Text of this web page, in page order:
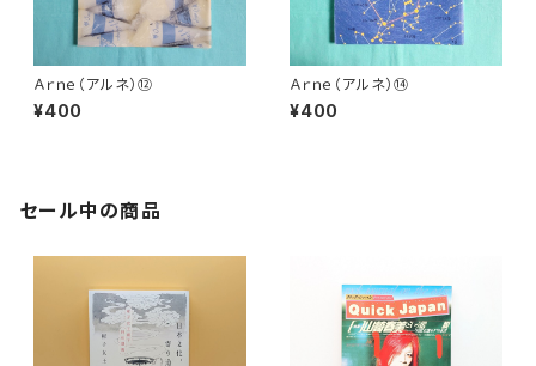
Ａｒｎｅ（アルネ）⑫
¥400
Ａｒｎｅ（アルネ）⑭
¥400
セール中の商品